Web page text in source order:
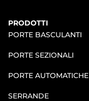
PRODOTTI
PORTE BASCULANTI
PORTE SEZIONALI
PORTE AUTOMATICHE
SERRANDE